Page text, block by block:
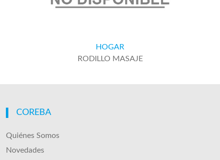
HOGAR
RODILLO MASAJE
COREBA
Quiénes Somos
Novedades